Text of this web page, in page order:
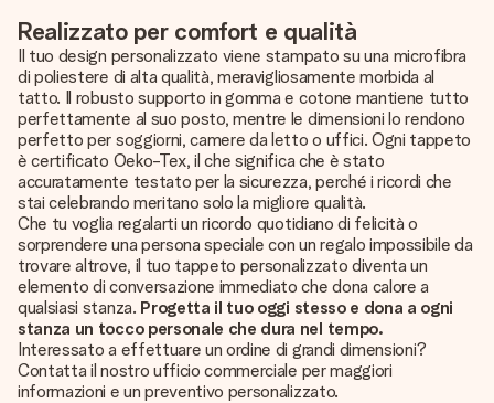
Realizzato per comfort e qualità
Il tuo design personalizzato viene stampato su una microfibra
di poliestere di alta qualità, meravigliosamente morbida al
tatto. Il robusto supporto in gomma e cotone mantiene tutto
perfettamente al suo posto, mentre le dimensioni lo rendono
perfetto per soggiorni, camere da letto o uffici. Ogni tappeto
è certificato Oeko-Tex, il che significa che è stato
accuratamente testato per la sicurezza, perché i ricordi che
stai celebrando meritano solo la migliore qualità.
Che tu voglia regalarti un ricordo quotidiano di felicità o
sorprendere una persona speciale con un regalo impossibile da
trovare altrove, il tuo tappeto personalizzato diventa un
elemento di conversazione immediato che dona calore a
qualsiasi stanza. Progetta il tuo oggi stesso e dona a ogni
stanza un tocco personale che dura nel tempo.
Interessato a effettuare un ordine di grandi dimensioni?
Contatta il nostro ufficio commerciale per maggiori
informazioni e un preventivo personalizzato.